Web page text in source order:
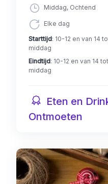
Middag, Ochtend
Elke dag
Starttijd: 10-12 en van 14
middag
Eindtijd: 10-12 en van 14
middag
Eten en
Ontmoeten